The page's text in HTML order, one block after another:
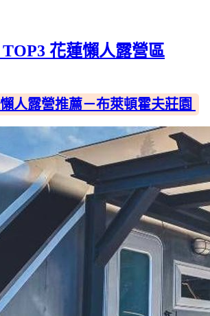
花蓮懶人露營區
人露營推薦－布萊頓霍夫莊園